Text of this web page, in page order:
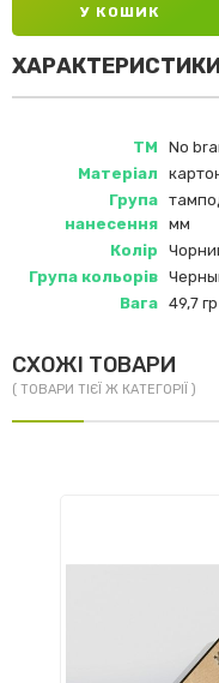
У КОШИК
ТМ
No
Матеріал
Група
нанесення мм
Колір
Група кольорів
Вага 49,7 гр
СХОЖІ ТОВАРИ
( ТОВАРИ ТІЄЇ Ж КАТЕГОРІЇ )